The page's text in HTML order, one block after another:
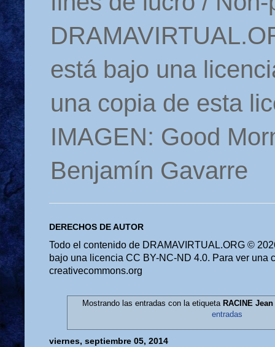
está bajo una
una copia de esta
IMAGEN: Good
Benjamín Gavarre
DERECHOS DE AUTOR
Todo el contenido de DRAMAVIRTUAL.ORG ©
bajo una licencia CC BY-NC-ND 4.0. Para ver una
creativecommons.org
Mostrando las entradas con la etiqueta RACINE
entradas
viernes, septiembre 05, 2014